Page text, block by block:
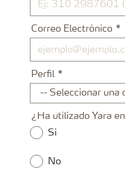
Correo Electrónico
Perfil
¿Ha utilizado Yara
Si
No